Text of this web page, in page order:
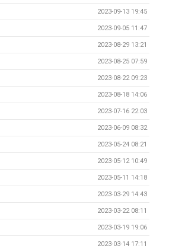
2023-09-13 19:45
2023-09-05 11:47
2023-08-29 13:21
2023-08-25 07:59
2023-08-22 09:23
2023-08-18 14:06
2023-07-16 22:03
2023-06-09 08:32
2023-05-24 08:21
2023-05-12 10:49
2023-05-11 14:18
2023-03-29 14:43
2023-03-22 08:11
2023-03-19 19:06
2023-03-14 17:11